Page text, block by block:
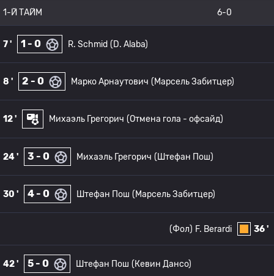
1-Й ТАЙМ 6-0
7 ' 1 - 0 R. Schmid (D. Alaba)
8 ' 2 - 0 Марко Арнаутович (Марсель Забитцер)
12 ' Михаэль Грегорич (Отмена гола - офсайд)
24 ' 3 - 0 Михаэль Грегорич (Штефан Пош)
30 ' 4 - 0 Штефан Пош (Марсель Забитцер)
36 '
F. Berardi
(Фол)
42 ' 5 - 0 Штефан Пош (Кевин Дансо)